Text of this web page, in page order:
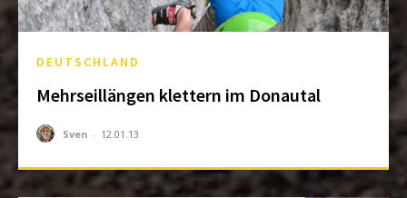
DEUTSCHLAND
Mehrseillängen klettern im Donautal
Sven - 12.01.13